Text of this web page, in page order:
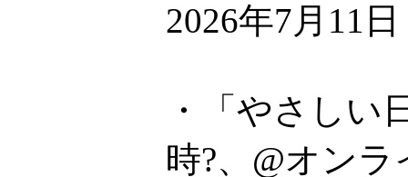
2026年7月11
・「やさしい
時?、@オン